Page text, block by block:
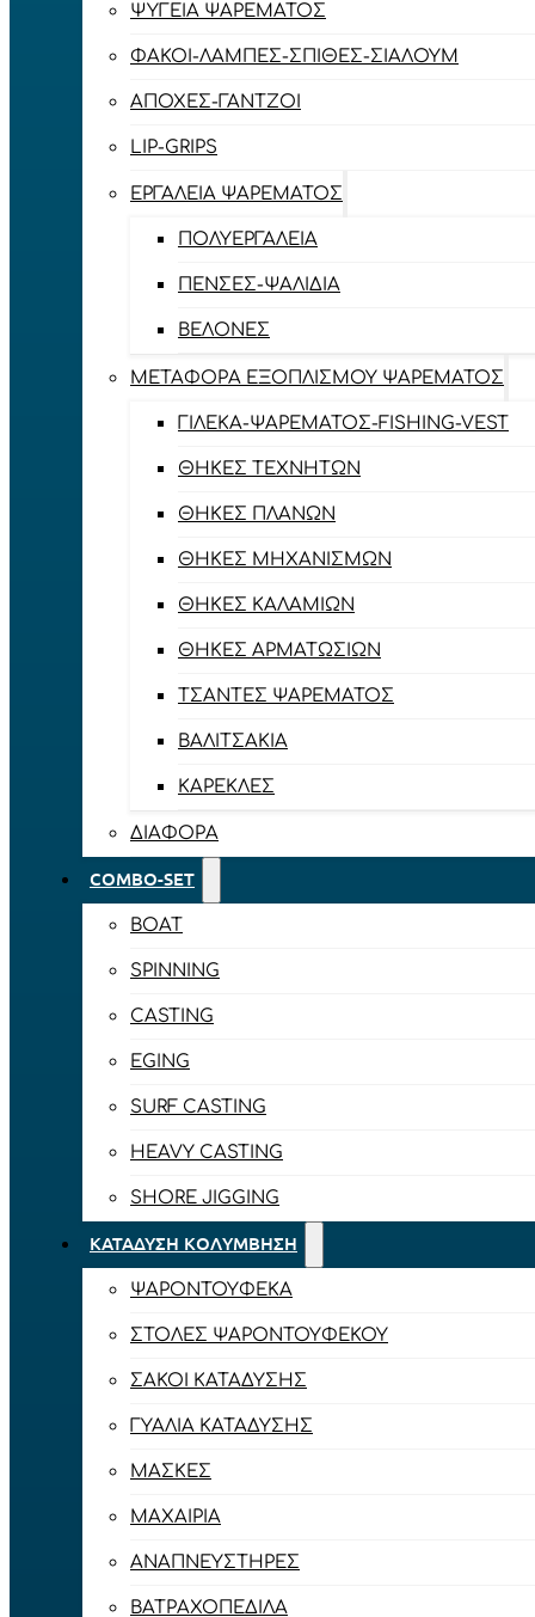
ΨΥΓΕΊΑ ΨΑΡΈΜΑΤΟΣ
ΦΑΚΟΊ-ΛΆΜΠΕΣ-ΣΠΊΘΕΣ-ΣΊΑΛΟΥΜ
ΑΠΌΧΕΣ-ΓΆΝΤΖΟΙ
LIP-GRIPS
EΡΓΑΛΕΊΑ ΨΑΡΈΜΑΤΟΣ
ΠΟΛΥΕΡΓΑΛΕΊΑ
ΠΈΝΣΕΣ-ΨΑΛΊΔΙΑ
ΒΕΛΌΝΕΣ
ΜΕΤΑΦΟΡΆ ΕΞΟΠΛΙΣΜΟΎ ΨΑΡΈΜΑΤΟΣ
ΓΙΛΈΚΑ-ΨΑΡΈΜΑΤΟΣ-FISHING-VEST
ΘΉΚΕΣ ΤΕΧΝΗΤΏΝ
ΘΉΚΕΣ ΠΛΆΝΩΝ
ΘΉΚΕΣ ΜΗΧΑΝΙΣΜΏΝ
ΘΉΚΕΣ ΚΑΛΑΜΙΏΝ
ΘΉΚΕΣ ΑΡΜΑΤΩΣΙΏΝ
ΤΣΆΝΤΕΣ ΨΑΡΈΜΑΤΟΣ
ΒΑΛΙΤΣΆΚΙΑ
ΚΑΡΈΚΛΕΣ
ΔΙΆΦΟΡΑ
COMBO-SET
BOAT
SPINNING
CASTING
EGING
SURF CASTING
HEAVY CASTING
SHORE JIGGING
ΚΑΤΆΔΥΣΗ ΚΟΛΎΜΒΗΣΗ
ΨΑΡΟΝΤΟΎΦΕΚΑ
ΣΤΟΛΈΣ ΨΑΡΟΝΤΟΎΦΕΚΟΥ
ΣΆΚΟΙ ΚΑΤΆΔΥΣΗΣ
ΓΥΑΛΙΆ ΚΑΤΆΔΥΣΗΣ
ΜΆΣΚΕΣ
ΜΑΧΑΊΡΙΑ
ΑΝΑΠΝΕΥΣΤΉΡΕΣ
ΒΑΤΡΑΧΟΠΈΔΙΛΑ